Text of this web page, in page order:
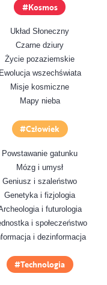
Kosmos
Układ Słoneczny
Czarne dziury
Życie pozaziemskie
Ewolucja wszechświata
Misje kosmiczne
Mapy nieba
Człowiek
Powstawanie gatunku
Mózg i umysł
Geniusz i szaleństwo
Genetyka i fizjologia
i futurologia
i społeczeństwo
i dezinformacja
Technologia